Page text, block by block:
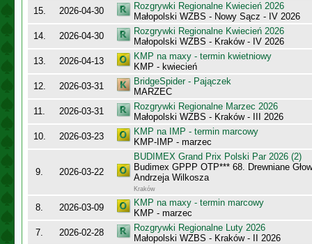
15. 2026-04-30
Rozgrywki Regionalne Kwiecień 2026
Małopolski WZBS - Nowy Sącz - IV 2026
14.
2026-04-30
Rozgrywki Regionalne Kwiecień 2026
Małopolski WZBS - Kraków - IV 2026
13.
2026-04-13
KMP na maxy - termin kwietniowy
KMP - kwiecień
12.
2026-03-31
BridgeSpider - Pajączek
MARZEC
11.
2026-03-31
Rozgrywki Regionalne Marzec 2026
Małopolski WZBS - Kraków - III 2026
10.
2026-03-23
KMP na IMP - termin marcowy
KMP-IMP - marzec
9. 2026-03-22
BUDIMEX Grand Prix Polski Par 2026 (2)
Budimex GPPP OTP*** 68. Drewniane
Andrzeja Wilkosza
Kraków
8. 2026-03-09
KMP na maxy - termin marcowy
KMP - marzec
7.
2026-02-28
Rozgrywki Regionalne Luty 2026
Małopolski WZBS - Kraków - II 2026